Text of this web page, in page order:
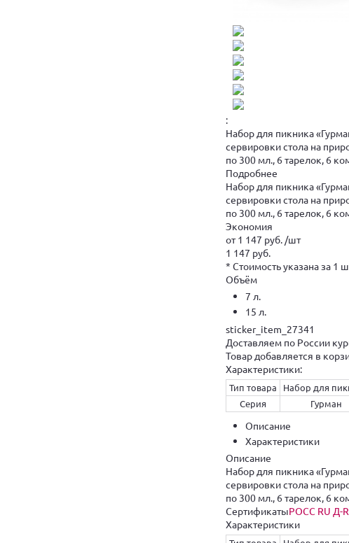
:
Набор для пикника
сервировки стола на
по 300 мл., 6 тарелок, 6
Подробнее
Набор для пикника
сервировки стола на
по 300 мл., 6 тарелок, 6
Экономия
от 1 147 руб. /шт
1 147 руб.
* Стоимость указана за 1
Объём
7 л.
15 л.
sticker_item_27341
Доставляем по России
Товар добавляется в
Характеристики:
Тип товара
Набор для
Серия
Гурман
Описание
Характеристики
Описание
Набор для пикника
сервировки стола на
по 300 мл., 6 тарелок, 6
СертификатыРОСС RU Д-
Характеристики